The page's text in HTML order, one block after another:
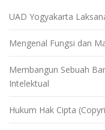
UAD Yogyakarta
Mengenal Fungsi dan
Membangun Sebuah
Intelektual
Hukum Hak Cipta